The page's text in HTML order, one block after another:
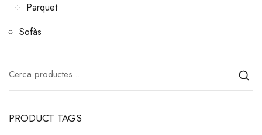
Parquet
Sofàs
u
s
a
PRODUCT TAGS